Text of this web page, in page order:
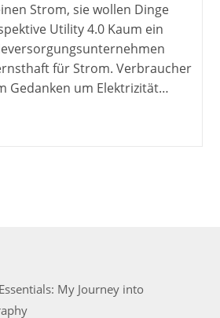
Strom, sie wollen Dinge
Utility 4.0 Kaum ein
für Strom. Verbraucher
Gedanken um Elektrizität…